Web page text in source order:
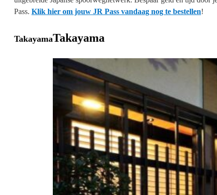
Pass. Klik hier om jouw JR Pass vandaag nog te bestellen!
TakayamaTakayama